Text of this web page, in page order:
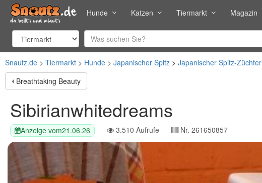
Hunde Katzen Tiermarkt Magazin
Snautz.de Tiermarkt Hunde Japanischer Spitz Japanischer Spitz-Züchter
Breathtaking Beauty
Sibirianwhitedreams
Anzeige vom21.06.26 3.510 Aufrufe Nr. 261650857